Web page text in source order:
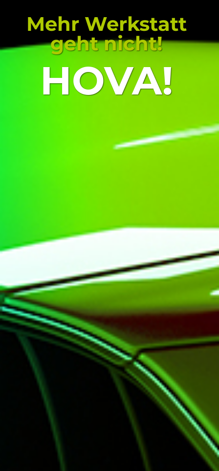
Mehr Werkstatt
geht nicht!
HOVA!